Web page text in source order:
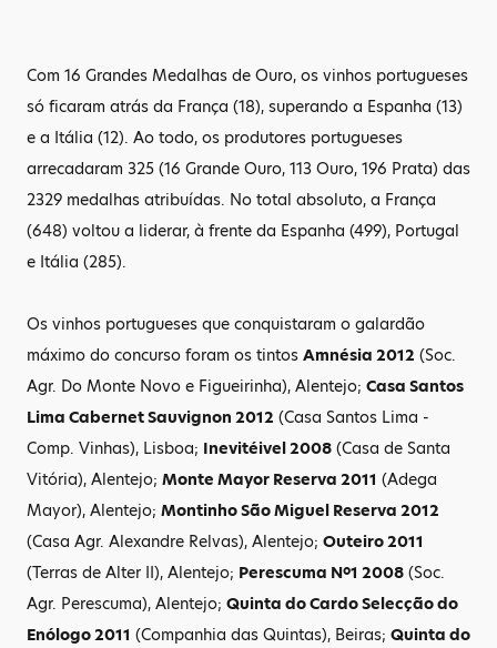
Com 16 Grandes Medalhas de Ouro, os vinhos portugueses
só ficaram atrás da França (18), superando a Espanha (13)
e a Itália (12). Ao todo, os produtores portugueses
arrecadaram 325 (16 Grande Ouro, 113 Ouro, 196 Prata) das
2329 medalhas atribuídas. No total absoluto, a França
(648) voltou a liderar, à frente da Espanha (499), Portugal
e Itália (285).
Os vinhos portugueses que conquistaram o galardão
máximo do concurso foram os tintos Amnésia 2012 (Soc.
Agr. Do Monte Novo e Figueirinha), Alentejo; Casa Santos
Lima Cabernet Sauvignon 2012 (Casa Santos Lima -
Comp. Vinhas), Lisboa; Inevitéivel 2008 (Casa de Santa
Vitória), Alentejo; Monte Mayor Reserva 2011 (Adega
Mayor), Alentejo; Montinho São Miguel Reserva 2012
(Casa Agr. Alexandre Relvas), Alentejo; Outeiro 2011
(Terras de Alter II), Alentejo; Perescuma Nº1 2008 (Soc.
Agr. Perescuma), Alentejo; Quinta do Cardo Selecção do
Enólogo 2011 (Companhia das Quintas), Beiras; Quinta do